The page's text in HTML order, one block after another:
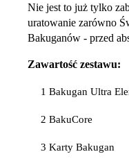
Nie jest to już tylko
uratowanie zarówno
Bakuganów - przed
Zawartość zestawu:
1 Bakugan Ultra
2 BakuCore
3 Karty Bakugan